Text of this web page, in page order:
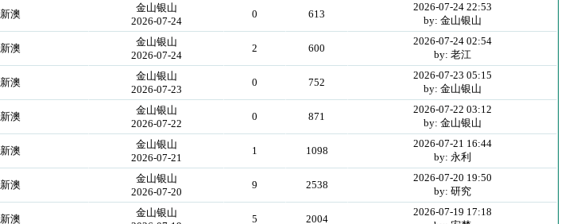
新澳
金山银山
2026-07-24
0 613
2026-07-24 22:53
by: 金山银山
新澳
金山银山
2026-07-24
2 600
2026-07-24 02:54
by: 老江
新澳
金山银山
2026-07-23
0 752
2026-07-23 05:15
by: 金山银山
新澳
金山银山
2026-07-22
0 871
2026-07-22 03:12
by: 金山银山
新澳
金山银山
2026-07-21
1 1098
2026-07-21 16:44
by: 永利
新澳
金山银山
2026-07-20
9 2538
2026-07-20 19:50
by: 研究
新澳
金山银山
5 2004
2026-07-19 17:18